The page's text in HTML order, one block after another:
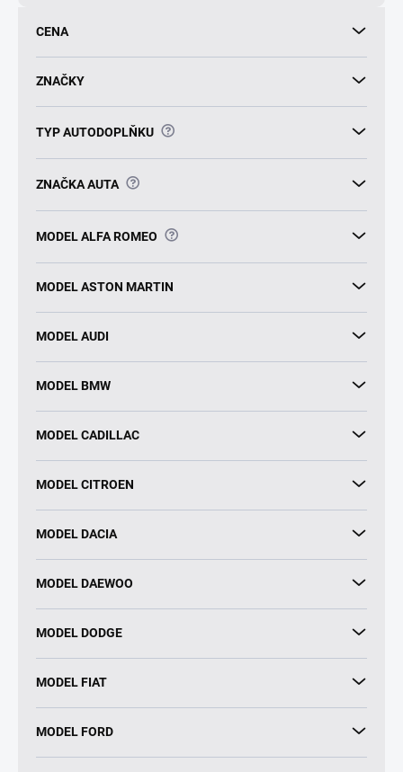
CENA
ZNAČKY
TYP AUTODOPLŇKU ?
ZNAČKA AUTA ?
MODEL ALFA ROMEO ?
MODEL ASTON MARTIN
MODEL AUDI
MODEL BMW
MODEL CADILLAC
MODEL CITROEN
MODEL DACIA
MODEL DAEWOO
MODEL DODGE
MODEL FIAT
MODEL FORD